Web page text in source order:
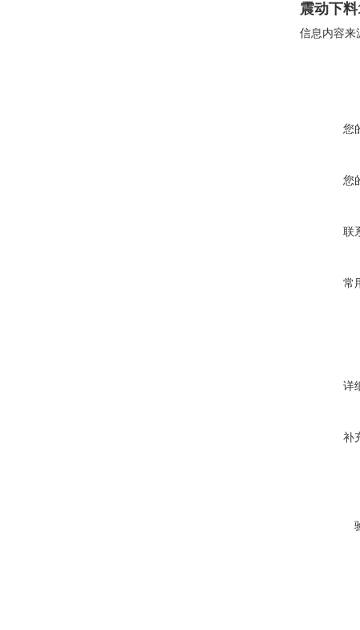
震动下
信息内容来
您
您
联
常
详
补